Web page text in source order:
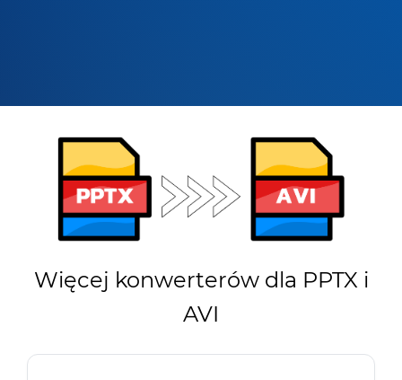
Więcej konwerterów dla PPTX i
AVI